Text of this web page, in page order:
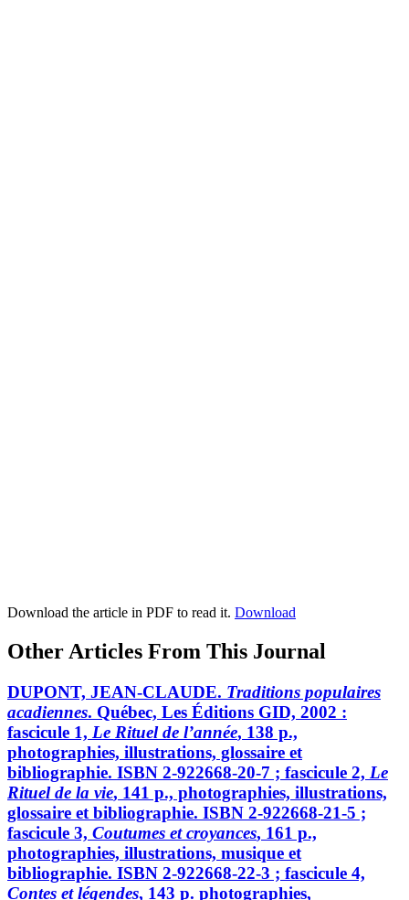
Download the article in PDF to read it. Download
Other Articles From This Journal
DUPONT, JEAN-CLAUDE. Traditions populaires
acadiennes. Québec, Les Éditions GID, 2002 :
fascicule 1, Le Rituel de l’année, 138 p.,
photographies, illustrations, glossaire et
bibliographie. ISBN 2-922668-20-7 ; fascicule 2, Le
Rituel de la vie, 141 p., photographies, illustrations,
glossaire et bibliographie. ISBN 2-922668-21-5 ;
fascicule 3, Coutumes et croyances, 161 p.,
photographies, illustrations, musique et
bibliographie. ISBN 2-922668-22-3 ; fascicule 4,
Contes et légendes, 143 p. photographies,